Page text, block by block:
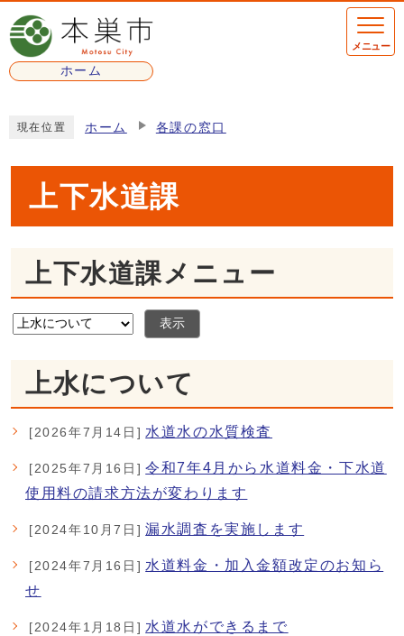
ページの先頭です
ホーム
メニュー
現在位置 ホーム 各課の窓口
上下水道課
上下水道課メニュー
表示
上水について
[2026年7月14日] 水道水の水質検査
[2025年7月16日] 令和7年4月から水道料金・下水道
使用料の請求方法が変わります
[2024年10月7日] 漏水調査を実施します
[2024年7月16日] 水道料金・加入金額改定のお知ら
せ
[2024年1月18日] 水道水ができるまで